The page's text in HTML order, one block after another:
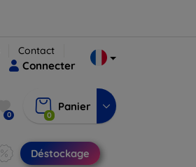
Contact
Connecter
0 0
Panier
Déstockage